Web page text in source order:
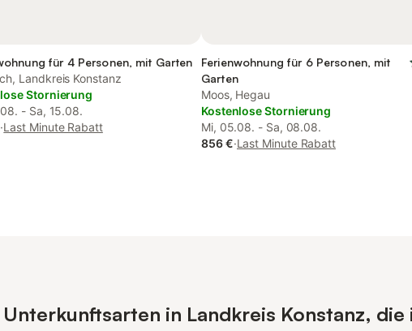
für 4 Personen, mit Garten
Landkreis Konstanz
Stornierung
- Sa, 15.08.
·Last Minute Rabatt
Ferienwohnung für 6 Personen, mit
Garten
Moos, Hegau
Kostenlose Stornierung
Mi, 05.08. - Sa, 08.08.
856 €·Last Minute Rabatt
in Landkreis Konstanz,